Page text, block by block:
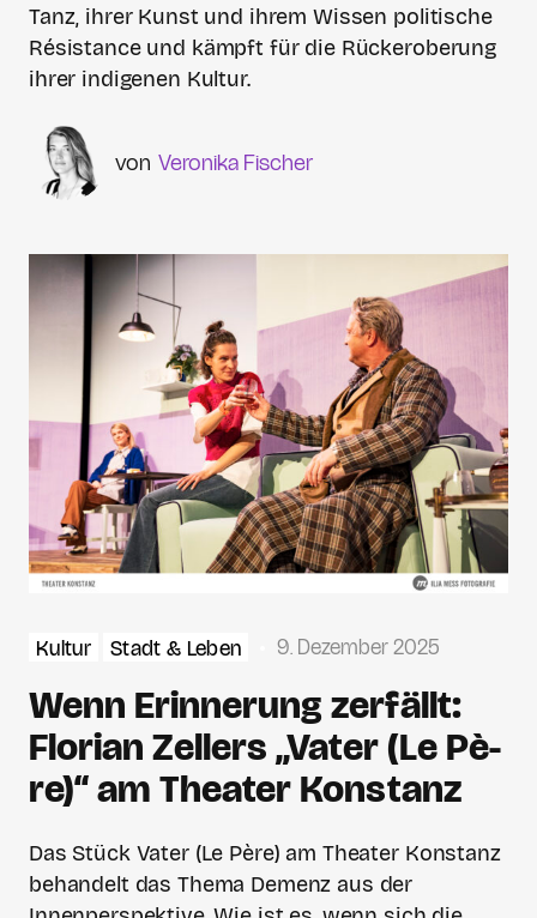
Tanz, ihrer Kunst und ihrem Wissen politische
Résistance und kämpft für die Rückeroberung
ihrer indigenen Kultur.
Veronika Fischer
Kultur Stadt & Leben 9. Dezember 2025
Wenn Erinnerung zerfällt:
Florian Zellers „Vater (Le Pè­
re)“ am Theater Konstanz
Das Stück Vater (Le Père) am Theater Konstanz
behandelt das Thema Demenz aus der